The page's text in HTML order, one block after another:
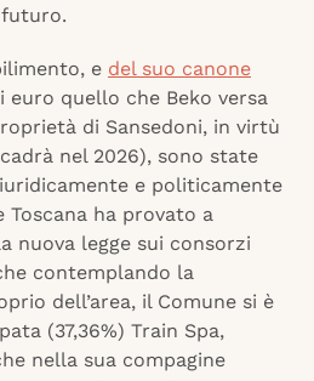
e del suo canone
euro quello che Beko versa
di Sansedoni, in virtù
nel 2026), sono state
e politicamente
Toscana ha provato a
nuova legge sui consorzi
contemplando la
dell’area, il Comune si è
(37,36%) Train Spa,
nella sua compagine